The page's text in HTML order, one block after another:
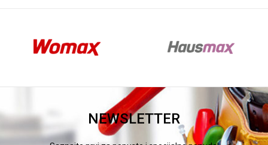
NEWSLETTER